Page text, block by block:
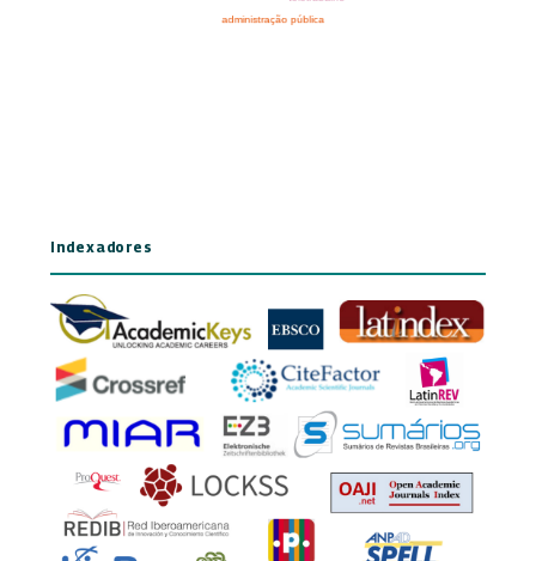
Indexadores